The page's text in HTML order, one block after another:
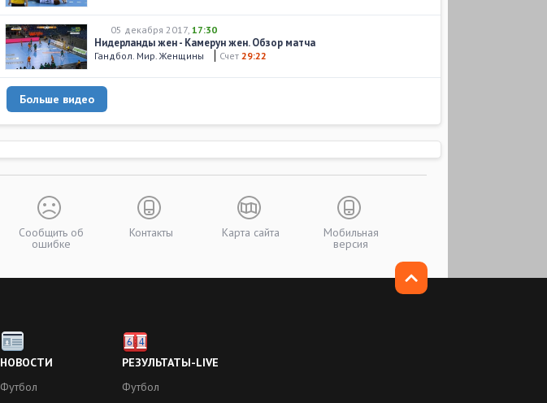
05 декабря 2017, 17:30
Нидерланды жен - Камерун жен. Обзор матча
Гандбол. Мир. Женщины Счет 29:22
Больше видео
Сообщить об
ошибке
Контакты Карта сайта Мобильная
версия
НОВОСТИ
Футбол
РЕЗУЛЬТАТЫ-LIVE
Футбол